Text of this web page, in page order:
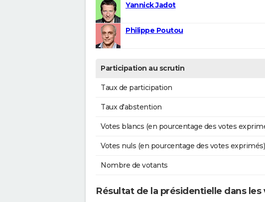
Yannick Jadot
Philippe Poutou
Participation au scrutin
Taux de participation
Taux d'abstention
Votes blancs (en pourcentage des votes
Votes nuls (en pourcentage des votes exprimés)
Nombre de votants
Résultat de la présidentielle dans les